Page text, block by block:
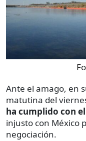
Ante el amago, en
matutina del
ha cumplido con
injusto con México
negociación.